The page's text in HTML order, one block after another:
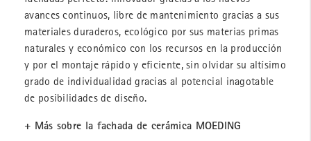
avances continuos, libre de mantenimiento gracias a sus
materiales duraderos, ecológico por sus materias primas
naturales y económico con los recursos en la producción
y por el montaje rápido y eficiente, sin olvidar su altísimo
grado de individualidad gracias al potencial inagotable
de posibilidades de diseño.
+ Más sobre la fachada de cerámica MOEDING